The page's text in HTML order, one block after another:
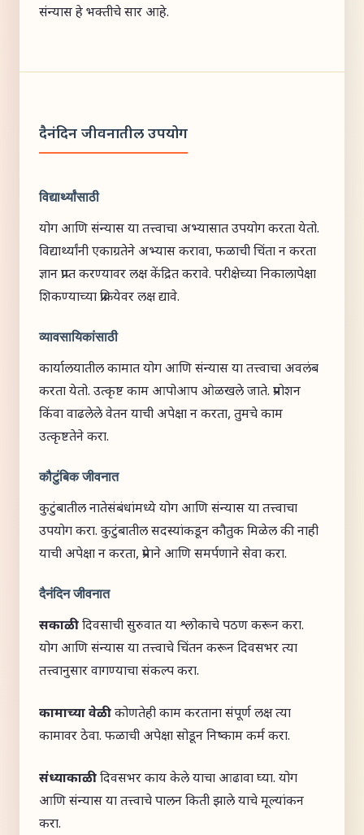
संन्यास हे भक्तीचे सार आहे.
दैनंदिन जीवनातील उपयोग
विद्यार्थ्यांसाठी
योग आणि संन्यास या तत्त्वाचा अभ्यासात उपयोग करता येतो.
विद्यार्थ्यांनी एकाग्रतेने अभ्यास करावा, फळाची चिंता न करता
ज्ञान प्राप्त करण्यावर लक्ष केंद्रित करावे. परीक्षेच्या निकालापेक्षा
शिकण्याच्या प्रक्रियेवर लक्ष द्यावे.
व्यावसायिकांसाठी
कार्यालयातील कामात योग आणि संन्यास या तत्त्वाचा अवलंब
करता येतो. उत्कृष्ट काम आपोआप ओळखले जाते. प्रमोशन
किंवा वाढलेले वेतन याची अपेक्षा न करता, तुमचे काम
उत्कृष्टतेने करा.
कौटुंबिक जीवनात
कुटुंबातील नातेसंबंधांमध्ये योग आणि संन्यास या तत्त्वाचा
उपयोग करा. कुटुंबातील सदस्यांकडून कौतुक मिळेल की नाही
याची अपेक्षा न करता, प्रेमाने आणि समर्पणाने सेवा करा.
दैनंदिन जीवनात
सकाळी:दिवसाची सुरुवात या श्लोकाचे पठण करून करा.
योग आणि संन्यास या तत्त्वाचे चिंतन करून दिवसभर त्या
तत्त्वानुसार वागण्याचा संकल्प करा.
कामाच्या वेळी:कोणतेही काम करताना संपूर्ण लक्ष त्या
कामावर ठेवा. फळाची अपेक्षा सोडून निष्काम कर्म करा.
संध्याकाळी:दिवसभर काय केले याचा आढावा घ्या. योग
आणि संन्यास या तत्त्वाचे पालन किती झाले याचे मूल्यांकन
करा.